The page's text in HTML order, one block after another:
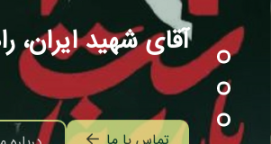
آقای شهید ایران،
تماس با ما درباره